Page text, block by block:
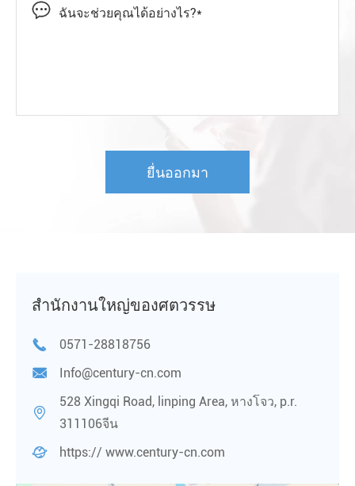

สำนักงานใหญ่ของศตวรรษ
 0571-28818756
 Info@century-cn.com

528 Xingqi Road, linping Area, หางโจว, p.r.
311106จีน
 https:// www.century-cn.com